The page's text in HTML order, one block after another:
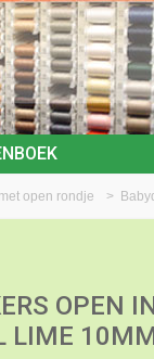
open rondje >
OPEN
LIME